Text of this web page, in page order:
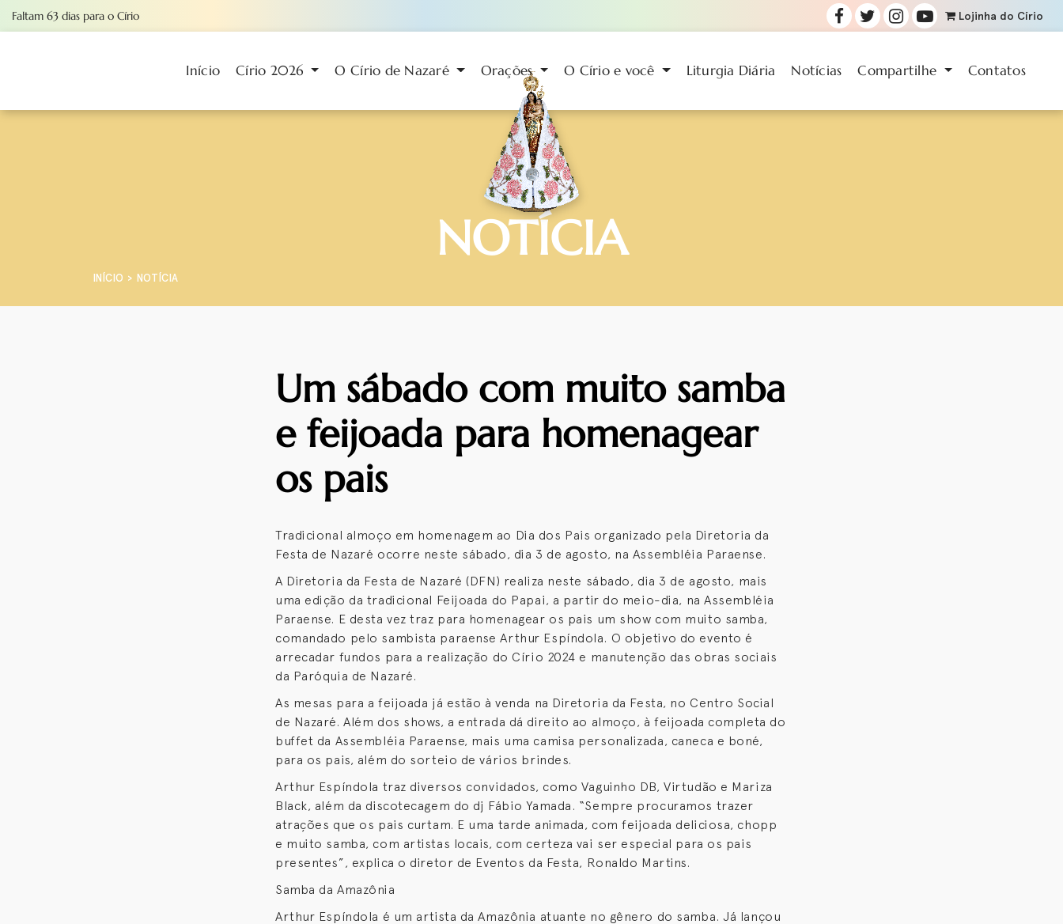
Faltam 63 dias para o Círio Lojinha do Círio
Início Círio 2026 O Círio de Nazaré Orações O Círio e você Liturgia Diária Notícias Compartilhe Contatos
NOTÍCIA
INÍCIO NOTÍCIA
Um sábado com muito samba
e feijoada para homenagear
os pais
Tradicional almoço em homenagem ao Dia dos Pais organizado pela Diretoria da
Festa de Nazaré ocorre neste sábado, dia 3 de agosto, na Assembléia Paraense.
A Diretoria da Festa de Nazaré (DFN) realiza neste sábado, dia 3 de agosto, mais
uma edição da tradicional Feijoada do Papai, a partir do meio-dia, na Assembléia
Paraense. E desta vez traz para homenagear os pais um show com muito samba,
comandado pelo sambista paraense Arthur Espíndola. O objetivo do evento é
arrecadar fundos para a realização do Círio 2024 e manutenção das obras sociais
da Paróquia de Nazaré.
As mesas para a feijoada já estão à venda na Diretoria da Festa, no Centro Social
de Nazaré. Além dos shows, a entrada dá direito ao almoço, à feijoada completa do
buffet da Assembléia Paraense, mais uma camisa personalizada, caneca e boné,
para os pais, além do sorteio de vários brindes.
Arthur Espíndola traz diversos convidados, como Vaguinho DB, Virtudão e Mariza
Black, além da discotecagem do dj Fábio Yamada. “Sempre procuramos trazer
atrações que os pais curtam. E uma tarde animada, com feijoada deliciosa, chopp
e muito samba, com artistas locais, com certeza vai ser especial para os pais
presentes”, explica o diretor de Eventos da Festa, Ronaldo Martins.
Samba da Amazônia
Arthur Espíndola é um artista da Amazônia atuante no gênero do samba. Já lançou